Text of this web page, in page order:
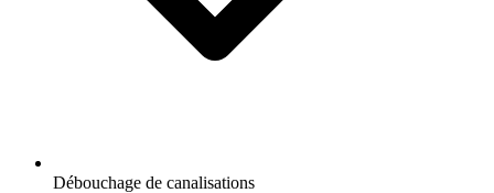
Débouchage de canalisations